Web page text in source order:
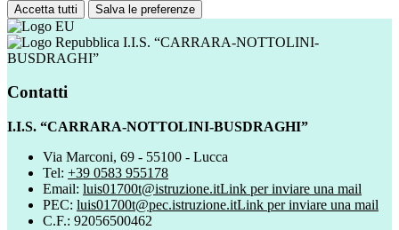
Accetta tutti Salva le preferenze
I.I.S. “CARRARA-NOTTOLINI-
BUSDRAGHI”
Contatti
I.I.S. “CARRARA-NOTTOLINI-BUSDRAGHI”
Via Marconi, 69 - 55100 - Lucca
Tel: +39 0583 955178
Email: luis01700t@istruzione.itLink per inviare una mail
PEC: luis01700t@pec.istruzione.itLink per inviare una mail
C.F.: 92056500462